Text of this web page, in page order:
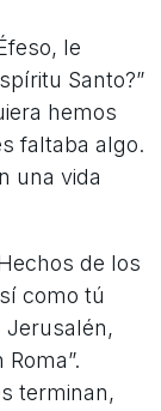
le
Santo?”
hemos
faltaba algo.
una vida
de los
como tú
Jerusalén,
terminan,